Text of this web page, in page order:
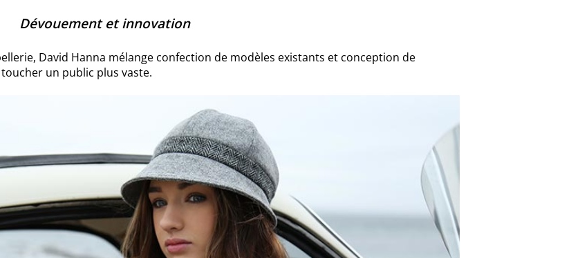
Dévouement et innovation
David Hanna mélange confection de modèles existants et conception de
un public plus vaste.